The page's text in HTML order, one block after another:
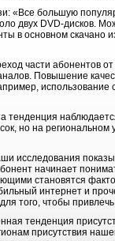
«Все большую
двух DVD-дисков.
в основном
части абонентов
Повышение
тенденция
но на региональном
исследования
начинает
становятся
интернет и
того, чтобы
тенденция
присутствия